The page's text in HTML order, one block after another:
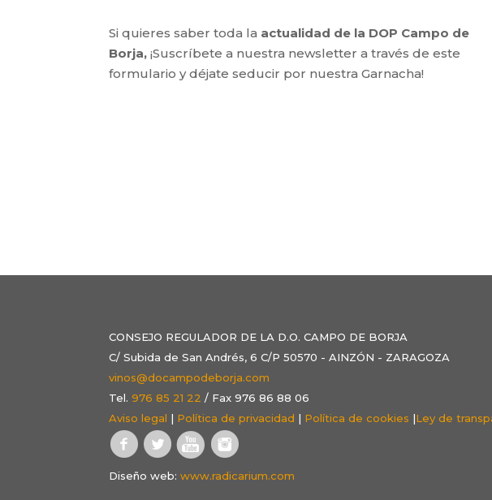
Si quieres saber toda la actualidad de la DOP Campo de
Borja, ¡Suscríbete a nuestra newsletter a través de este
formulario y déjate seducir por nuestra Garnacha!
CONSEJO REGULADOR DE LA D.O. CAMPO DE BORJA
C/ Subida de San Andrés, 6 C/P 50570 - AINZÓN - ZARAGOZA
vinos@docampodeborja.com
Tel.976 85 21 22 / Fax 976 86 88 06
Aviso legal | Política de privacidad | Política de cookies |Ley de
Diseño web:www.radicarium.com